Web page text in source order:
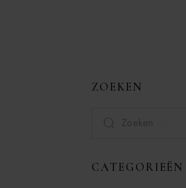
ZOEKEN
CATEGORIEËN